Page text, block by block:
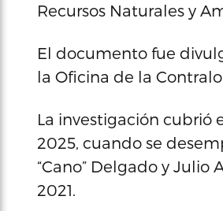
Recursos Naturales y
El documento fue
la Oficina de la
La investigación cubrió
2025, cuando se
“Cano” Delgado y
2021.